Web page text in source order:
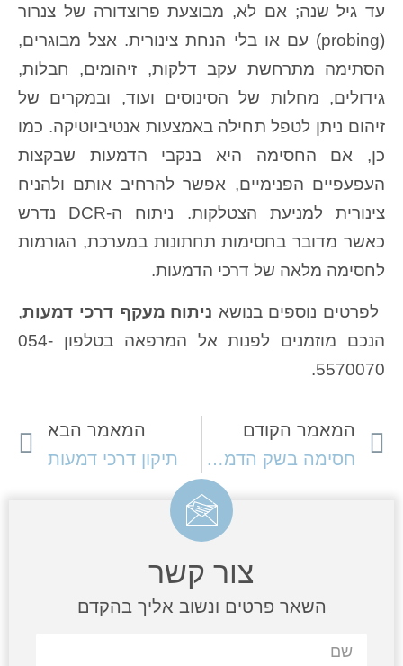
עד גיל שנה; אם לא, מבוצעת פרוצדורה של צנרור
(probing) עם או בלי הנחת צינורית. אצל מבוגרים,
הסתימה מתרחשת עקב דלקות, זיהומים, חבלות,
גידולים, מחלות של הסינוסים ועוד, ובמקרים של
זיהום ניתן לטפל תחילה באמצעות אנטיביוטיקה. כמו
כן, אם החסימה היא בנקבי הדמעות שבקצות
העפעפיים הפנימיים, אפשר להרחיב אותם ולהניח
צינורית למניעת הצטלקות. ניתוח ה-DCR נדרש
כאשר מדובר בחסימות תחתונות במערכת, הגורמות
לחסימה מלאה של דרכי הדמעות.
לפרטים נוספים בנושא ניתוח מעקף דרכי דמעות,
הנכם מוזמנים לפנות אל המרפאה בטלפון 054-
5570070.
המאמר הקודם
חסימה בשק הדמעות ובדרכי הדמעות
המאמר הבא
תיקון דרכי דמעות
צור קשר
השאר פרטים ונשוב אליך בהקדם